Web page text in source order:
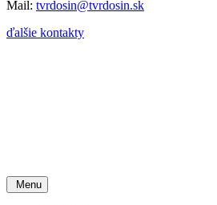
Mail: tvrdosin@tvrdosin.sk
ďalšie kontakty
Menu